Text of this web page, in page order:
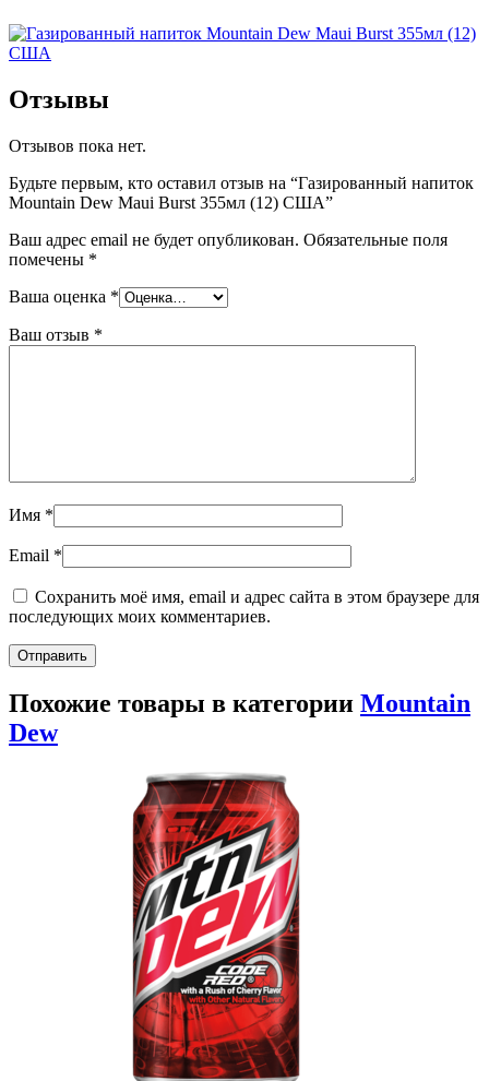
Отзывы
Отзывов пока нет.
Будьте первым, кто оставил отзыв на “Газированный напиток
Mountain Dew Maui Burst 355мл (12) США”
Ваш адрес email не будет опубликован. Обязательные поля
помечены *
Ваша оценка *
Ваш отзыв *
Имя *
Email *
Сохранить моё имя, email и адрес сайта в этом браузере для
последующих моих комментариев.
Похожие товары в категории Mountain
Dew